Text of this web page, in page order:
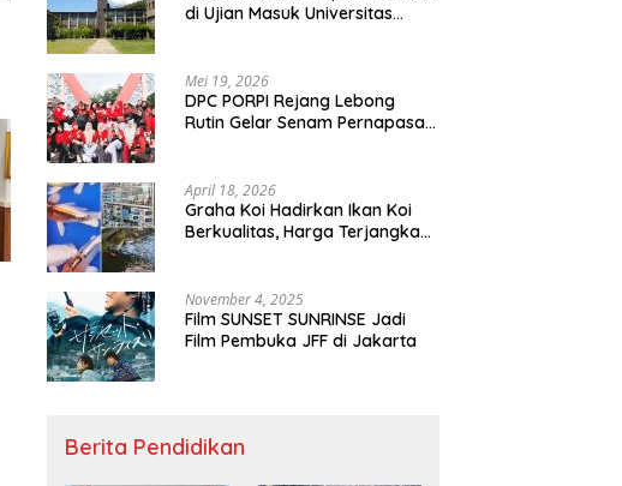
di Ujian Masuk Universitas
Mei 19, 2026
DPC PORPI Rejang Lebong
Rutin Gelar Senam Pernapasan
April 18, 2026
Graha Koi Hadirkan Ikan Koi
Berkualitas, Harga Terjangkau
November 4, 2025
Film SUNSET SUNRINSE Jadi
Film Pembuka JFF di Jakarta
Berita Pendidikan